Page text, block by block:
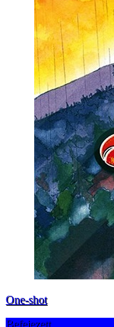
One-shot
Befejezett